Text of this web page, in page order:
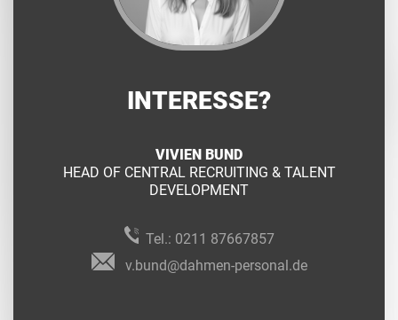
INTERESSE?
VIVIEN BUND
HEAD OF CENTRAL RECRUITING & TALENT
DEVELOPMENT
Tel.: 0211 87667857
v.bund@dahmen-personal.de